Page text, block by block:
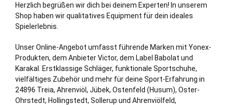
Herzlich begrüßen wir dich bei deinem Experten! In unserem
Shop haben wir qualitatives Equipment für dein ideales
Spielerlebnis.
Unser Online-Angebot umfasst führende Marken mit Yonex-
Produkten, dem Anbieter Victor, dem Label Babolat und
Karakal. Erstklassige Schläger, funktionale Sportschuhe,
vielfältiges Zubehör und mehr für deine Sport-Erfahrung in
24896 Treia, Ahrenviöl , Jübek, Ostenfeld (Husum), Oster-
Ohrstedt, Hollingstedt, Sollerup und Ahrenviölfeld,